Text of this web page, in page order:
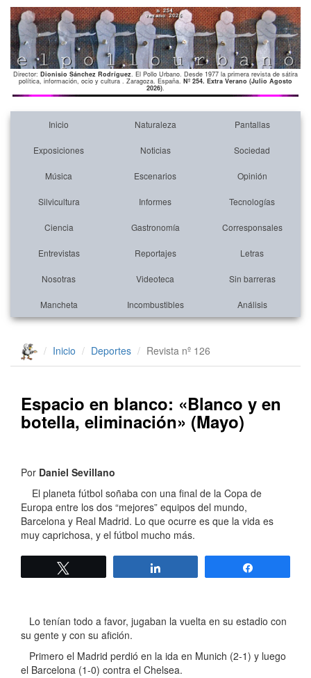
Director: Dionisio Sánchez Rodríguez. El Pollo Urbano. Desde 1977 la primera revista de sátira
política, información, ocio y cultura . Zaragoza. España. Nº 254. Extra Verano (Julio Agosto
2026).
Inicio Naturaleza Pantallas
Exposiciones Noticias Sociedad
Música Escenarios Opinión
Silvicultura Informes Tecnologías
Ciencia Gastronomía Corresponsales
Entrevistas Reportajes Letras
Nosotras Videoteca Sin barreras
Mancheta Incombustibles Análisis
Inicio Deportes Revista nº 126
Espacio en blanco: «Blanco y en
botella, eliminación» (Mayo)
Por Daniel Sevillano
El planeta fútbol soñaba con una final de la Copa de
Europa entre los dos “mejores” equipos del mundo,
Barcelona y Real Madrid. Lo que ocurre es que la vida es
muy caprichosa, y el fútbol mucho más.
Lo tenían todo a favor, jugaban la vuelta en su estadio con
su gente y con su afición.
Primero el Madrid perdió en la ida en Munich (2-1) y luego
el Barcelona (1-0) contra el Chelsea.